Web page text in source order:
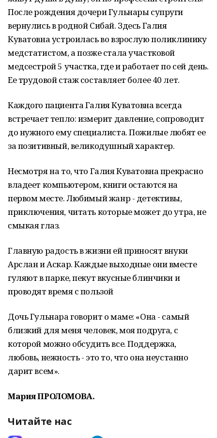
После рождения дочери Гульнары супруги
вернулись в родной Сибай. Здесь Галия
Куватовна устроилась во взрослую поликлинику
медстатистом, а позже стала участковой
медсестрой 5 участка, где и работает по сей день.
Ее трудовой стаж составляет более 40 лет.
Каждого пациента Галия Куватовна всегда
встречает тепло: измерит давление, сопроводит
до нужного ему специалиста. Пожилые любят ее
за позитивный, великодушный характер.
Несмотря на то, что Галия Куватовна прекрасно
владеет компьютером, книги остаются на
первом месте. Любимый жанр - детективы,
приключения, читать которые может до утра, не
смыкая глаз.
Главную радость в жизни ей приносят внуки
Арслан и Аскар. Каждые выходные они вместе
гуляют в парке, пекут вкусные блинчики и
проводят время с пользой
Дочь Гульнара говорит о маме: «Она - самый
близкий для меня человек, моя подруга, с
которой можно обсудить все. Поддержка,
любовь, нежность - это то, что она неустанно
дарит всем».
Мария ПРОЛОМОВА.
Читайте нас